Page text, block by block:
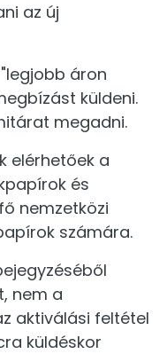
az új
áron
küldeni.
megadni.
elérhetőek a
és
nemzetközi
számára.
nem a
aktiválási feltétel
küldéskor